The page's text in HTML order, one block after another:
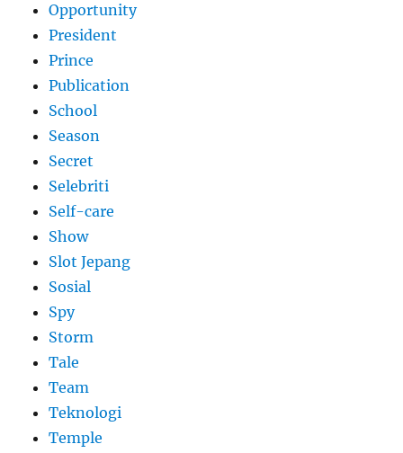
Opportunity
President
Prince
Publication
School
Season
Secret
Selebriti
Self-care
Show
Slot Jepang
Sosial
Spy
Storm
Tale
Team
Teknologi
Temple